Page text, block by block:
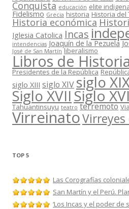
Conquista educación elite
Fidelismo Grecia historia Historia del
Historia económica
Iglesia Catolica Incas
intendencias Joaquín de la Pezuela
José de San Martín liberalismo
Libros de
Presidentes de la República
siglo XIII siglo XIV siglo
Siglo XVIISiglo
Tahuantinsuyu teatro terremoto
VirreinatoVirreyes
TOP 5
Las Corografías
San Martín y el Perú.
‘Los Incas y el poder de